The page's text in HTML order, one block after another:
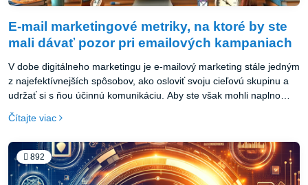
E-mail marketingové metriky, na ktoré by ste
mali dávať pozor pri emailových kampaniach
V dobe digitálneho marketingu je e-mailový marketing stále jedným
z najefektívnejších spôsobov, ako osloviť svoju cieľovú skupinu a
udržať si s ňou účinnú komunikáciu. Aby ste však mohli naplno
na analytické aspekty a sledovať správne metriky, ktoré vám
príležitosti na zlepšenie.
Čítajte viac
892